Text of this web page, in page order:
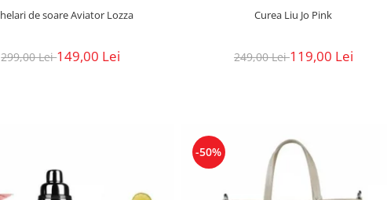
de soare Aviator Lozza
299,00 Lei149,00 Lei
Curea Liu Jo Pink
249,00 Lei119,00 Lei
-50%